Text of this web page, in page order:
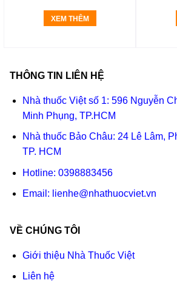
XEM THÊM
THÔNG TIN LIÊN HỆ
Nhà thuốc Việt số 1: 596 Nguyễn
Minh Phụng, TP.HCM
Nhà thuốc Bảo Châu: 24 Lê Lâm,
TP. HCM
Hotline: 0398883456
Email: lienhe@nhathuocviet.vn
VỀ CHÚNG TÔI
Giới thiệu Nhà Thuốc Việt
Liên hệ